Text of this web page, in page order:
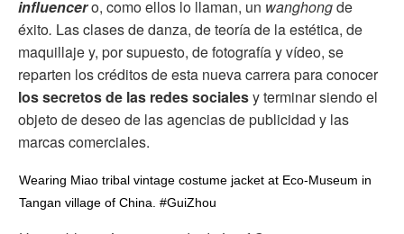
influencero, como ellos lo llaman, un wanghongde
éxito. Las clases de danza, de teoría de la estética, de
maquillaje y, por supuesto, de fotografía y vídeo, se
reparten los créditos de esta nueva carrera para conocer
los secretos de las redes socialesy terminar siendo el
objeto de deseo de las agencias de publicidad y las
marcas comerciales.
Wearing Miao tribal vintage costume jacket at Eco-Museum in
Tangan village of China. #GuiZhou